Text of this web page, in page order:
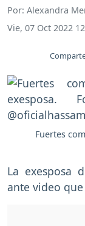
Por: Alexandra
Vie, 07 Oct 2022
Fuertes
La exesposa
ante video